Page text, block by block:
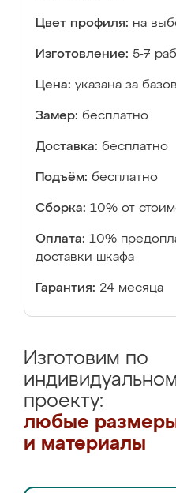
Цвет профиля: на
Изготовление: 5-7
Цена: указана за
Замер: бесплатно
Доставка: бесплатно
Подъём: бесплатно
Сборка: 10% от
Оплата: 10%
доставки шкафа
Гарантия: 24 месяца
Изготовим по
проекту:
любые
и материалы